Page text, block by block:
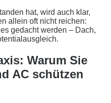
hat, wird auch klar,
allein oft nicht reichen:
gedacht werden – Dach,
Warum Sie
AC schützen